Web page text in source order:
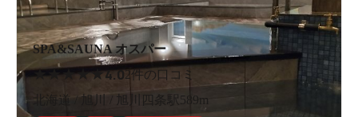
SPA&SAUNA オスパー
★★★★★4.02件の口コミ
北海道 / 旭川 / 旭川四条駅589m